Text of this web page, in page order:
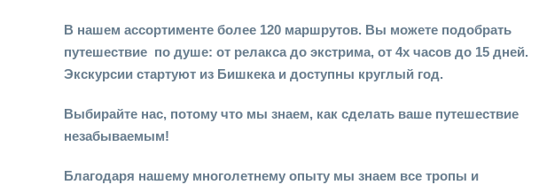
В нашем ассортименте более 120 маршрутов. Вы можете подобрать
путешествие по душе: от релакса до экстрима, от 4х часов до 15 дней.
Экскурсии стартуют из Бишкека и доступны круглый год.
Выбирайте нас, потому что мы знаем, как сделать ваше путешествие
незабываемым!
Благодаря нашему многолетнему опыту мы знаем все тропы и